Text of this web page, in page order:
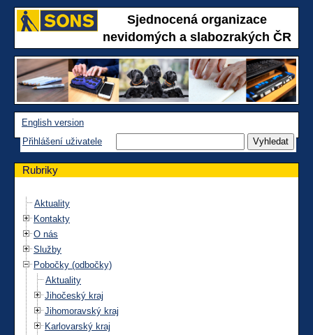
Sjednocená organizace
nevidomých a slabozrakých ČR
English version
Přihlášení uživatele
Rubriky
Aktuality
Kontakty
O nás
Služby
Pobočky (odbočky)
Aktuality
Jihočeský kraj
Jihomoravský kraj
Karlovarský kraj